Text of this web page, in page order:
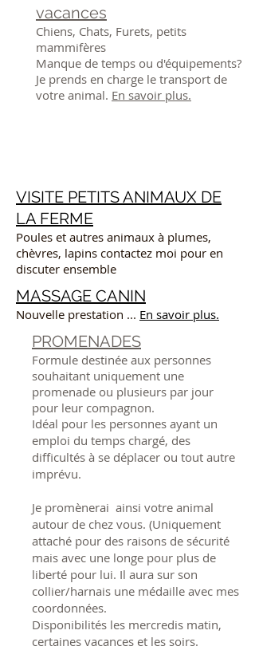
vacances
Chiens, Chats, Furets, petits
mammifères
Manque de temps ou d'équipements?
Je prends en charge le transport de
votre animal. En savoir plus.
VISITE PETITS ANIMAUX DE
LA FERME
Poules et autres animaux à plumes,
chèvres, lapins contactez moi pour en
discuter ensemble
MASSAGE CANIN
Nouvelle prestation ... En savoir plus.
PROMENADES
Formule destinée aux personnes
souhaitant uniquement une
promenade ou plusieurs par jour
pour leur compagnon.
Idéal pour les personnes ayant un
emploi du temps chargé, des
difficultés à se déplacer ou tout autre
imprévu.
Je promènerai ainsi votre animal
autour de chez vous. (Uniquement
attaché pour des raisons de sécurité
mais avec une longe pour plus de
liberté pour lui. Il aura sur son
collier/harnais une médaille avec mes
coordonnées.
Disponibilités les mercredis matin,
certaines vacances et les soirs.